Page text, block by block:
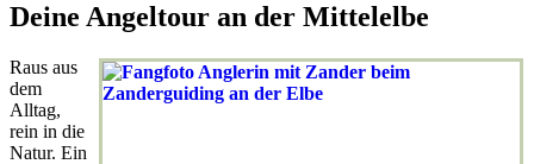
Deine Angeltour an der Mittelelbe
Raus aus
dem
Alltag,
rein in die
Natur. Ein